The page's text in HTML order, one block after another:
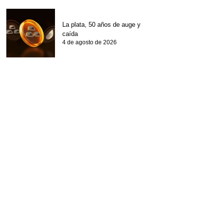
La plata, 50 años de auge y
caída
4 de agosto de 2026